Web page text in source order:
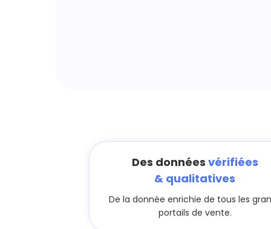
Des données vérifiées
& qualitatives
De la donnée enrichie de tous les
portails de vente.